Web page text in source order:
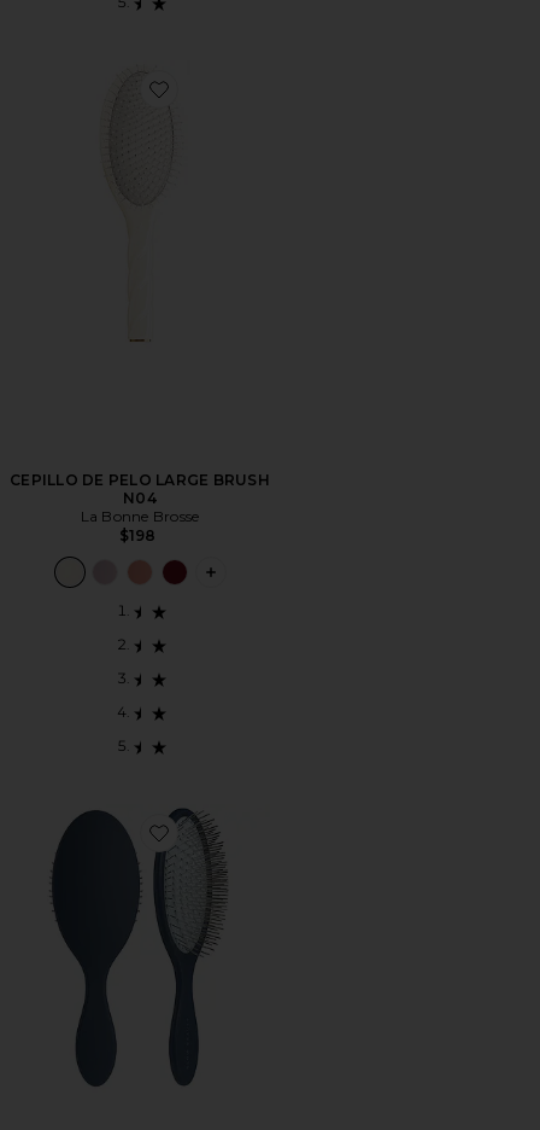
Favorite CEPILLO DE PELO LARGE BRUSH N04
CEPILLO DE PELO LARGE BRUSH
N04
La Bonne Brosse
$198
PLUS ICON TO SEE MORE OPTIONS
Favorite PINCEL THE DETANGLING BRUSH